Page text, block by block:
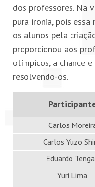
dos professores. Na
pura ironia, pois
os alunos pela
proporcionou aos
olímpicos, a chance
resolvendo-os.
Carlos
Carlos Yuzo
Eduardo
Yuri Lima